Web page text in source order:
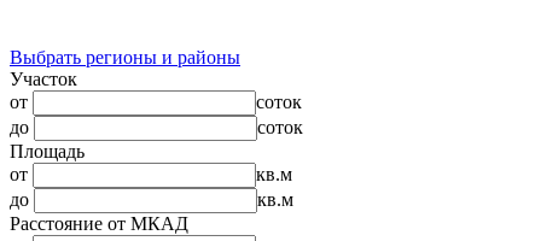
Выбрать регионы и районы
Участок
от
соток
до
соток
Площадь
от
кв.м
до
кв.м
Расстояние от МКАД